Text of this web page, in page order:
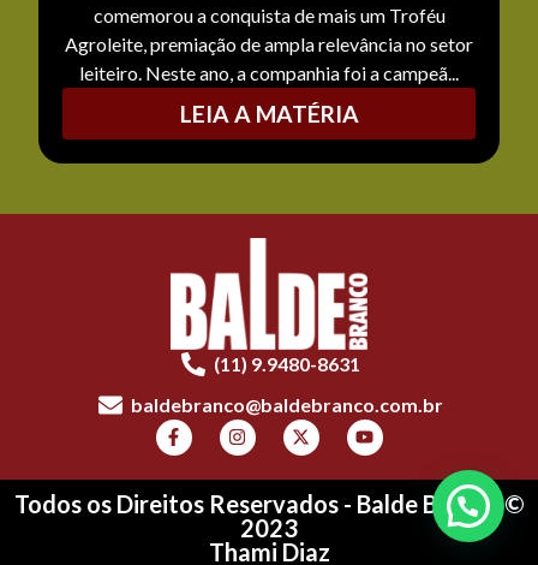
comemorou a conquista de mais um Troféu
Agroleite, premiação de ampla relevância no setor
leiteiro. Neste ano, a companhia foi a campeã...
LEIA A MATÉRIA
(11) 9.9480-8631
baldebranco@baldebranco.com.br
Todos os Direitos Reservados - Balde Branco ©
2023
Thami Diaz